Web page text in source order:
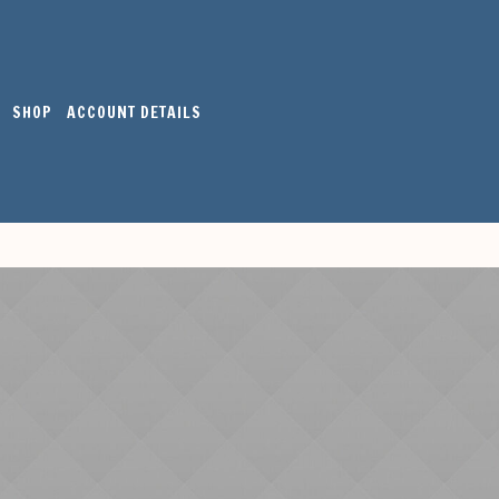
SHOP ACCOUNT DETAILS